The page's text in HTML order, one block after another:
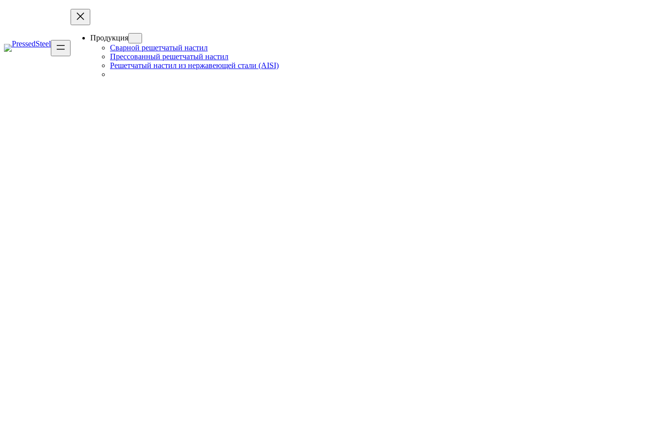
Продукция
Сварной решетчатый настил
Прессованный решетчатый настил
Решетчатый настил из нержавеющей стали (AISI)